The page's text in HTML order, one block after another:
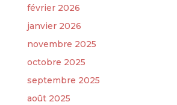
février 2026
janvier 2026
novembre 2025
octobre 2025
septembre 2025
août 2025